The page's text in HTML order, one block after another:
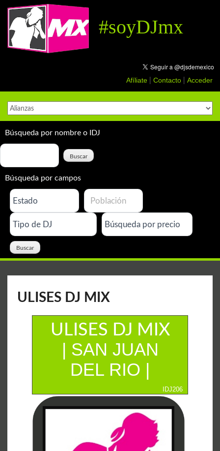
content
#soyDJmx
Afíliate Contacto Acceder
Búsqueda por nombre o IDJ
Búsqueda por campos
ULISES DJ MIX
ULISES DJ MIX
| SAN JUAN
DEL RIO |
IDJ206